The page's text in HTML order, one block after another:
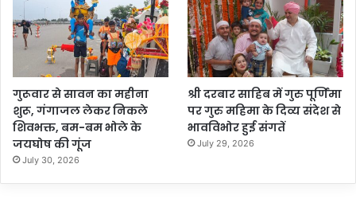
गुरूवार से सावन का महीना
शुरू, गंगाजल लेकर निकले
शिवभक्त, बम-बम भोले के
जयघोष की गूंज
July 30, 2026
श्री दरबार साहिब में गुरु पूर्णिमा
पर गुरु महिमा के दिव्य संदेश से
भावविभोर हुई संगतें
July 29, 2026